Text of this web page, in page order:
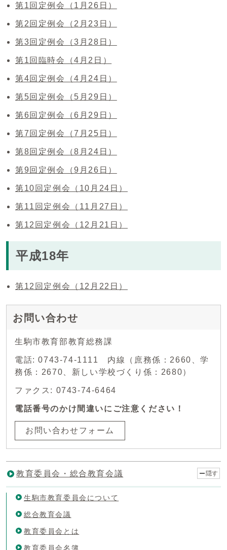
第1回定例会（1月26日）
第2回定例会（2月23日）
第3回定例会（3月28日）
第1回臨時会（4月2日）
第4回定例会（4月24日）
第5回定例会（5月29日）
第6回定例会（6月29日）
第7回定例会（7月25日）
第8回定例会（8月24日）
第9回定例会（9月26日）
第10回定例会（10月24日）
第11回定例会（11月27日）
第12回定例会（12月21日）
平成18年
第12回定例会（12月22日）
お問い合わせ
生駒市教育部教育総務課
電話: 0743-74-1111 内線（庶務係：2660、学
務係：2670、新しい学校づくり係：2680）
ファクス: 0743-74-6464
電話番号のかけ間違いにご注意ください！
お問い合わせフォーム
教育委員会・総合教育会議 隠す
生駒市教育委員会について
総合教育会議
教育委員会とは
教育委員会名簿